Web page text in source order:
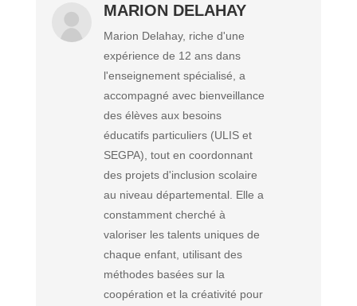
MARION DELAHAY
Marion Delahay, riche d'une
expérience de 12 ans dans
l'enseignement spécialisé, a
accompagné avec bienveillance
des élèves aux besoins
éducatifs particuliers (ULIS et
SEGPA), tout en coordonnant
des projets d'inclusion scolaire
au niveau départemental. Elle a
constamment cherché à
valoriser les talents uniques de
chaque enfant, utilisant des
méthodes basées sur la
coopération et la créativité pour